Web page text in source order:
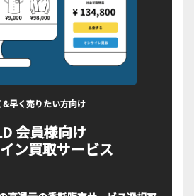
&早く売りたい方向け
会員様向け
ン買取サービス